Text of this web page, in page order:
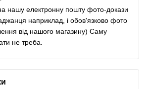
нашу електронну пошту фото-докази
наприклад, і обов'язково фото
від нашого магазину) Саму
не треба.